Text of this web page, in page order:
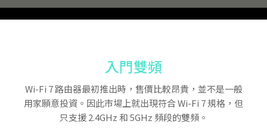
入門雙頻
Wi-Fi 7 路由器最初推出時，售價比較昂貴，並不是一般
用家願意投資。因此市場上就出現符合 Wi-Fi 7 規格，但
只支援 2.4GHz 和 5GHz 頻段的雙頻。